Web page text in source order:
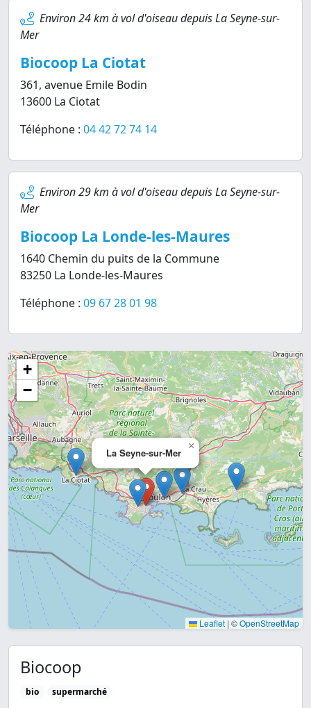
Environ 24 km à vol d'oiseau depuis La Seyne-sur-
Mer
Biocoop La Ciotat
361, avenue Emile Bodin
13600 La Ciotat
Téléphone : 04 42 72 74 14
Environ 29 km à vol d'oiseau depuis La Seyne-sur-
Mer
Biocoop La Londe-les-Maures
1640 Chemin du puits de la Commune
83250 La Londe-les-Maures
Téléphone : 09 67 28 01 98
La Seyne-sur-Mer
×
+
−
Leaflet | ©OpenStreetMap
Biocoop
bio supermarché